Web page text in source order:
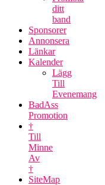
ditt
band
Sponsorer
Annonsera
Länkar
Kalender
Lägg
Till
Evenemang
BadAss
Promotion
†
Till
Minne
Av
†
SiteMap